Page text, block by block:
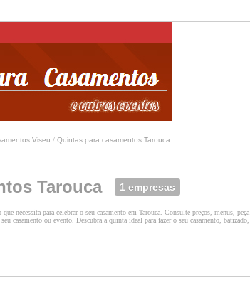
Viseu / Quintas para casamentos Tarouca
Tarouca 1 empresas
necessita para celebrar o seu casamento em Tarouca. Consulte preços, menus, peça
casamento ou evento. Descubra a quinta ideal para fazer o seu casamento, batizado,